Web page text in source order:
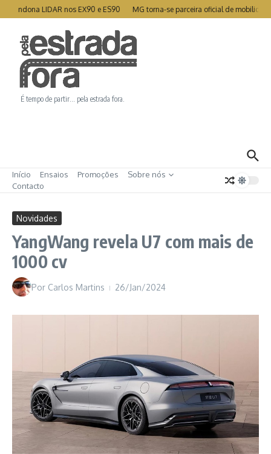
Ir para o conteúdo
LIDAR nos EX90 e ES90 MG torna-se parceira oficial de
É tempo de partir… pela estrada fora.
Início Ensaios Promoções
Sobre nós
Contacto
Novidades
YangWang revela U7 com mais de
1000 cv
Por Carlos Martins 26/Jan/2024